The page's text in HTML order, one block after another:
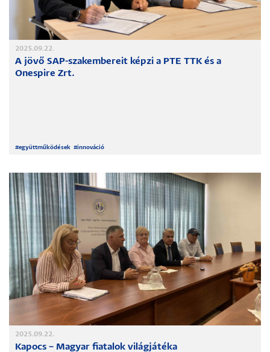
2025.09.22.
A jövő SAP-szakembereit képzi a PTE TTK és a
Onespire Zrt.
#együttműködések #innováció
2025.09.22.
Kapocs – Magyar fiatalok világjátéka